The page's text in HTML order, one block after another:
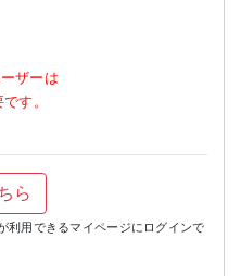
ザーは
す。
ら
利用できるマイページにログインで